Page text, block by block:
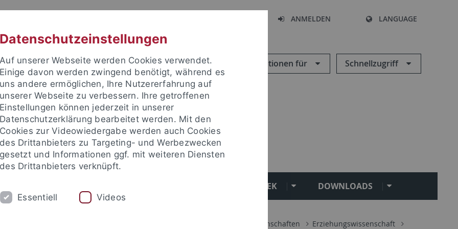
ANMELDEN LANGUAGE
Informationen für Schnellzugriff
Fakultät
BIBLIOTHEK DOWNLOADS
Fachbereich Sozialwissenschaften
Erziehungswissenschaft
Datenschutzeinstellungen
Auf unserer Webseite werden Cookies verwendet.
Einige davon werden zwingend benötigt, während es
uns andere ermöglichen, Ihre Nutzererfahrung auf
unserer Webseite zu verbessern. Ihre getroffenen
Einstellungen können jederzeit in unserer
Datenschutzerklärung bearbeitet werden. Mit den
Cookies zur Videowiedergabe werden auch Cookies
des Drittanbieters zu Targeting- und Werbezwecken
gesetzt und Informationen ggf. mit weiteren Diensten
des Drittanbieters verknüpft.
Essentiell Videos